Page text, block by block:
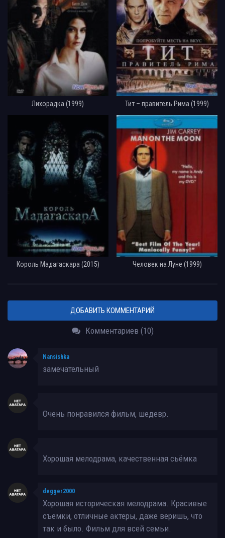
Лихорадка (1999) Тит – правитель Рима (1999)
Король Мадагаскара (2015) Человек на Луне (1999)
ДОБАВИТЬ КОММЕНТАРИЙ
Комментариев (10)
Nansishka
замечательный
Очень понравился фильм, шедевр.
Хорошая мелодрама, качественная сьёмка
degger2000
Хорошая историческая мелодрама. Красивые
съемки, отличные актеры, даже веришь, что
так и было. Фильм для всей семьи.